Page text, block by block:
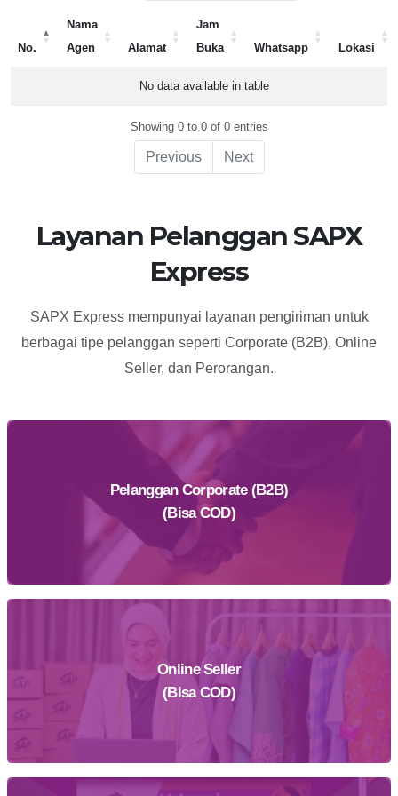
No.
Nama
Agen
Alamat
Jam
Buka
Whatsapp Lokasi
Alamat
Jam
Whatsapp
No data available in table
Showing 0 to 0 of 0 entries
Previous Next
Layanan Pelanggan SAPX
Express
SAPX Express mempunyai layanan pengiriman untuk
berbagai tipe pelanggan seperti Corporate (B2B), Online
Seller, dan Perorangan.
Pelanggan Corporate (B2B)
(Bisa COD)
Daftar Sekarang
Online Seller
(Bisa COD)